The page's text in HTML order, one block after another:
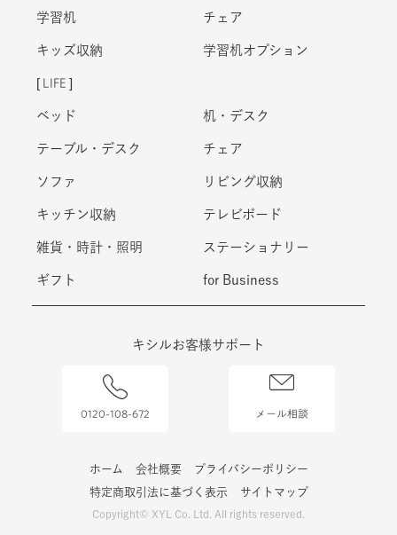
学習机 チェア
キッズ収納 学習机オプション
LIFE
ベッド 机・デスク
テーブル・デスク チェア
ソファ リビング収納
キッチン収納 テレビボード
雑貨・時計・照明 ステーショナリー
ギフト for Business
キシルお客様サポート
0120-108-672 メール相談
ホーム 会社概要
プライバシーポリシー
特定商取引法に基づく表示
サイトマップ
Copyright© XYL Co. Ltd. All rights reserved.